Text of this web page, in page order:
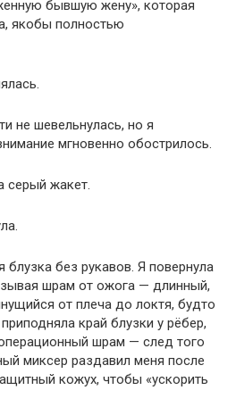
бывшую жену», которая
якобы полностью
не шевельнулась, но я
мгновенно обострилось.
серый жакет.
без рукавов. Я повернула
шрам от ожога — длинный,
от плеча до локтя, будто
край блузки у рёбер,
шрам — след того
миксер раздавил меня после
кожух, чтобы «ускорить